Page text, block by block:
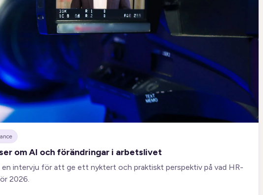
om AI och förändringar i arbetslivet
en intervju för att ge ett nyktert och praktiskt perspektiv på vad HR-
2026.